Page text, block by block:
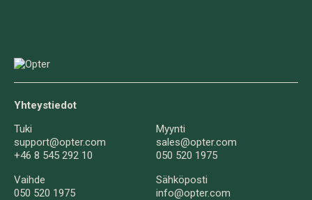
Yhteystiedot
Tuki
support@opter.com
+46 8 545 292 10
Myynti
sales@opter.com
050 520 1975
Vaihde
050 520 1975
Sähköposti
info@opter.com